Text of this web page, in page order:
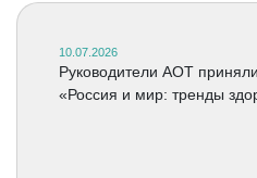
10.07.2026
Руководители АОТ
«Россия и мир: тренды